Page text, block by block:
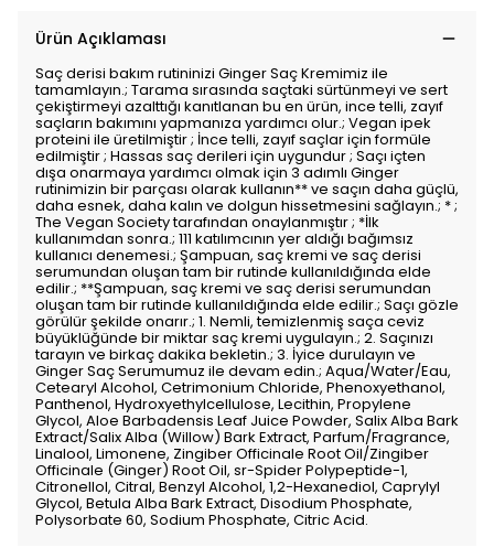
Ürün Açıklaması
Saç derisi bakım rutininizi Ginger Saç Kremimiz ile
tamamlayın.; Tarama sırasında saçtaki sürtünmeyi ve sert
çekiştirmeyi azalttığı kanıtlanan bu en ürün, ince telli, zayıf
saçların bakımını yapmanıza yardımcı olur.; Vegan ipek
proteini ile üretilmiştir ; İnce telli, zayıf saçlar için formüle
edilmiştir ; Hassas saç derileri için uygundur ; Saçı içten
dışa onarmaya yardımcı olmak için 3 adımlı Ginger
rutinimizin bir parçası olarak kullanın** ve saçın daha güçlü,
daha esnek, daha kalın ve dolgun hissetmesini sağlayın.; * ;
The Vegan Society tarafından onaylanmıştır ; *İlk
kullanımdan sonra.; 111 katılımcının yer aldığı bağımsız
kullanıcı denemesi.; Şampuan, saç kremi ve saç derisi
serumundan oluşan tam bir rutinde kullanıldığında elde
edilir.; **Şampuan, saç kremi ve saç derisi serumundan
oluşan tam bir rutinde kullanıldığında elde edilir.; Saçı gözle
görülür şekilde onarır.; 1. Nemli, temizlenmiş saça ceviz
büyüklüğünde bir miktar saç kremi uygulayın.; 2. Saçınızı
tarayın ve birkaç dakika bekletin.; 3. İyice durulayın ve
Ginger Saç Serumumuz ile devam edin.; Aqua/Water/Eau,
Cetearyl Alcohol, Cetrimonium Chloride, Phenoxyethanol,
Panthenol, Hydroxyethylcellulose, Lecithin, Propylene
Glycol, Aloe Barbadensis Leaf Juice Powder, Salix Alba Bark
Extract/Salix Alba (Willow) Bark Extract, Parfum/Fragrance,
Linalool, Limonene, Zingiber Officinale Root Oil/Zingiber
Officinale (Ginger) Root Oil, sr-Spider Polypeptide-1,
Citronellol, Citral, Benzyl Alcohol, 1,2-Hexanediol, Caprylyl
Glycol, Betula Alba Bark Extract, Disodium Phosphate,
Polysorbate 60, Sodium Phosphate, Citric Acid.